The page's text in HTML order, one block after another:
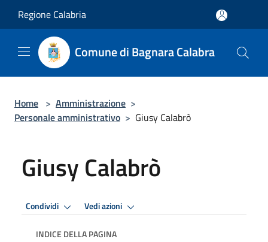
Regione Calabria
Comune di Bagnara Calabra
Home > Amministrazione >
Personale amministrativo > Giusy Calabrò
Giusy Calabrò
Condividi Vedi azioni
INDICE DELLA PAGINA